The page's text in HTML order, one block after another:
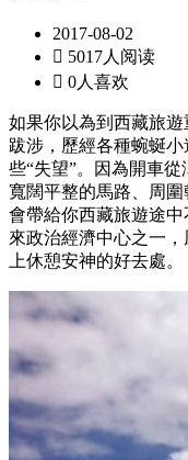
2017-08-02
 5017人阅读
 0人喜欢
如果你以為到西藏旅
跋涉，歷經各種蜿蜒
些“失望”。因為開車從
寬闊平整的馬路、周
會帶給你西藏旅遊途
來政治經濟中心之一
上休憩安神的好去處。